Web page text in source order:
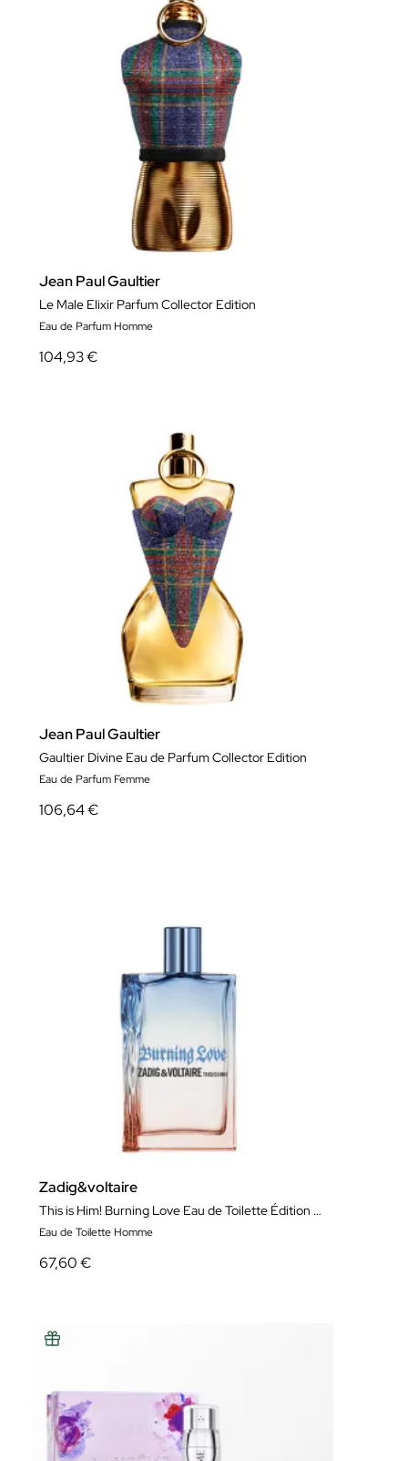
Jean Paul Gaultier
Le Male Elixir Parfum Collector Edition
Eau de Parfum Homme
104,93 €
Jean Paul Gaultier
Gaultier Divine Eau de Parfum Collector Edition
Eau de Parfum Femme
106,64 €
Zadig&voltaire
This is Him! Burning Love Eau de Toilette Édition Limitée
Eau de Toilette Homme
67,60 €